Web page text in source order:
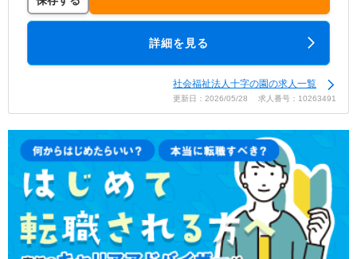
詳細を見る
社会福祉法人十字の園の求人一覧
更新日：2026/05/28 求人番号：10263491